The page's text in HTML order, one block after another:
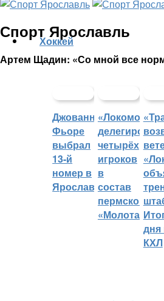
Спорт Ярославль
Артем Щадин: «Со мной все
Хоккей
Джованни
Фьоре
выбрал
13-й
номер в
Ярославле
«Локомотив»
делегировал
четырёх
игроков
в
состав
пермского
«Молота»
дня
КХЛ